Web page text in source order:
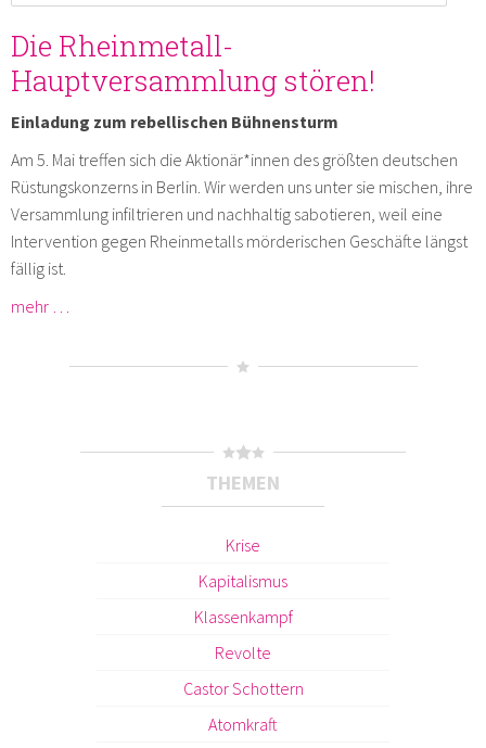
Die Rheinmetall-
Hauptversammlung stören!
Einladung zum rebellischen Bühnensturm
Am 5. Mai treffen sich die Aktionär*innen des größten deutschen
Rüstungskonzerns in Berlin. Wir werden uns unter sie mischen, ihre
Versammlung infiltrieren und nachhaltig sabotieren, weil eine
Intervention gegen Rheinmetalls mörderischen Geschäfte längst
fällig ist.
mehr …
THEMEN
Krise
Kapitalismus
Klassenkampf
Revolte
Castor Schottern
Atomkraft